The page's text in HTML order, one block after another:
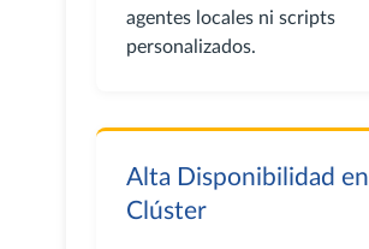
agentes locales ni scripts
personalizados.
Alta Disponibilidad en
Clúster